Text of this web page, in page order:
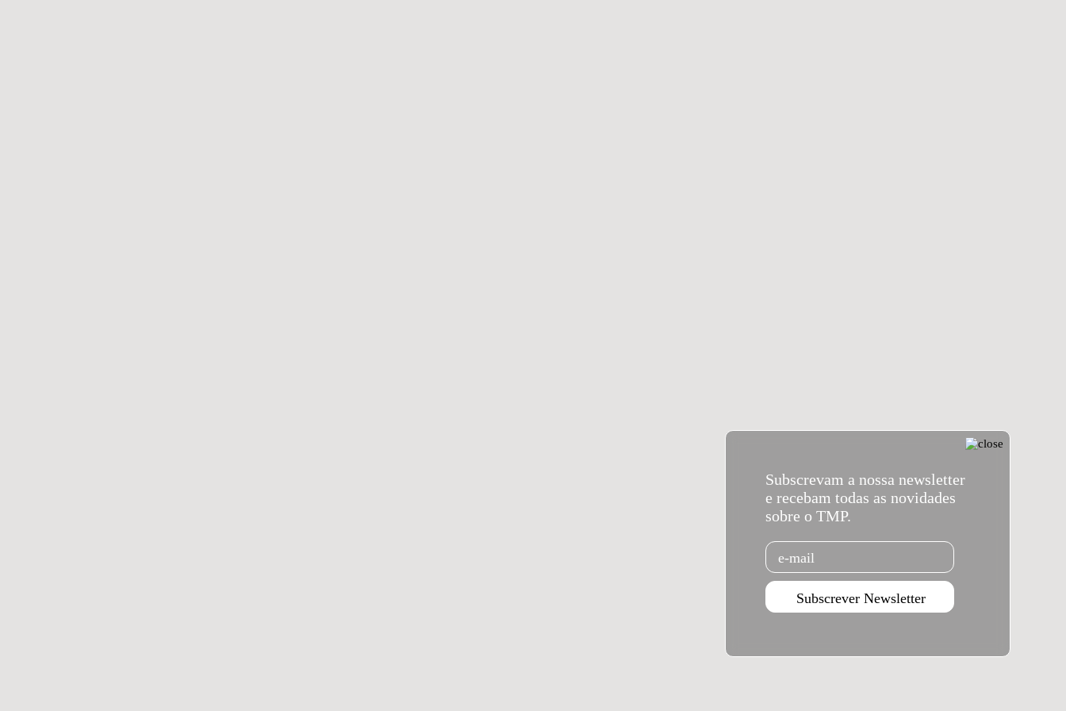
Subscrevam a nossa newsletter
e recebam todas as novidades
sobre o TMP.
Email
Subscrever Newsletter